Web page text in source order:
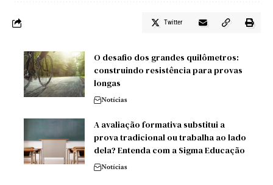
Twitter
O desafio dos grandes quilômetros:
construindo resistência para provas
longas
Notícias
A avaliação formativa substitui a
prova tradicional ou trabalha ao lado
dela? Entenda com a Sigma Educação
Notícias